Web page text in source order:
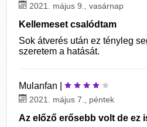
2021. május 9., vasárnap
Kellemeset csalódtam
Sok átverés után ez tényleg
szeretem a hatását.
Mulanfan |
2021. május 7., péntek
Az előző erősebb volt de ez